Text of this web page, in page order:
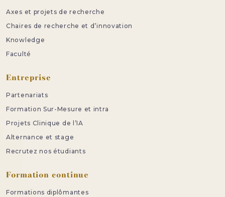
Axes et projets de recherche
Chaires de recherche et d’innovation
Knowledge
Faculté
Entreprise
Partenariats
Formation Sur-Mesure et intra
Projets Clinique de l’IA
Alternance et stage
Recrutez nos étudiants
Formation continue
Formations diplômantes